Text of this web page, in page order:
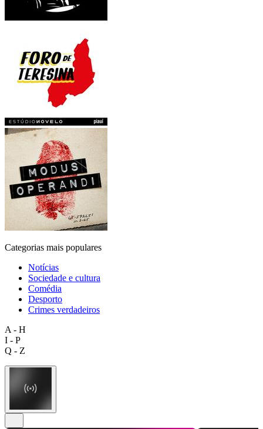
Categorias mais populares
Notícias
Sociedade e cultura
Comédia
Desporto
Crimes verdadeiros
A - H
I - P
Q - Z